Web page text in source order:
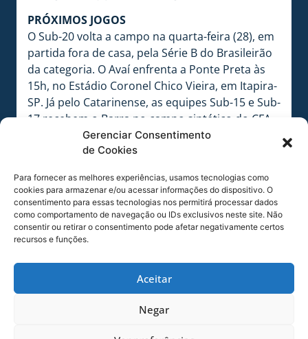
Gerenciar Consentimento
de Cookies
Para fornecer as melhores experiências, usamos tecnologias como
cookies para armazenar e/ou acessar informações do dispositivo. O
consentimento para essas tecnologias nos permitirá processar dados
como comportamento de navegação ou IDs exclusivos neste site. Não
consentir ou retirar o consentimento pode afetar negativamente certos
recursos e funções.
Aceitar
Negar
PRÓXIMOS JOGOS
O Sub-20 volta a campo na quarta-feira (28), em
partida fora de casa, pela Série B do Brasileirão
da categoria. O Avaí enfrenta a Ponte Preta às
15h, no Estádio Coronel Chico Vieira, em Itapira-
SP. Já pelo Catarinense, as equipes Sub-15 e Sub-
17 recebem o Barra no campo sintético do CFA,
no sábado (10), às 13h e 15.
MAIS NOTÍCIAS